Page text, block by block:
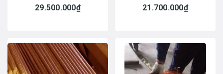
29.500.000₫ 21.700.000₫